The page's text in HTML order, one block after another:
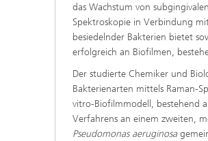
das Wachstum von
Spektroskopie in Verbindung
besiedelnder Bakterien bietet
erfolgreich an Biofilmen,
Der studierte Chemiker und
Bakterienarten mittels Raman-
vitro-Biofilmmodell, bestehend
Verfahrens an einem zweiten,
Pseudomonas aeruginosa